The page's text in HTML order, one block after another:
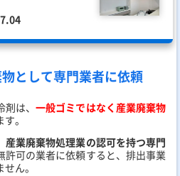
物として専門業者に依頼
剤は、一般ゴミではなく産業廃棄物
。
産業廃棄物処理業の認可を持つ専門
許可の業者に依頼すると、排出事業
ん。